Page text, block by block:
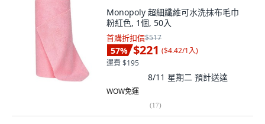
Monopoly 超細纖維可水洗抹布毛巾
粉紅色, 1個, 50入
首購折扣價$517
57% $221 ($4.42/1入)
運費 $195
8/11 星期二 預計送達
WOW免運
(17)